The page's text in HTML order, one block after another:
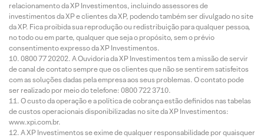
relacionamento da XP Investimentos, incluindo assessores de
investimentos da XP e clientes da XP, podendo também ser divulgado no site
da XP. Fica proibida sua reprodução ou redistribuição para qualquer pessoa,
no todo ou em parte, qualquer que seja o propósito, sem o prévio
consentimento expresso da XP Investimentos.
0800 77 20202. A Ouvidoria da XP Investimentos tem a missão de servir
de canal de contato sempre que os clientes que não se sentirem satisfeitos
com as soluções dadas pela empresa aos seus problemas. O contato pode
ser realizado por meio do telefone: 0800 722 3710.
O custo da operação e a política de cobrança estão definidos nas tabelas
de custos operacionais disponibilizadas no site da XP Investimentos:
www.xpi.com.br.
A XP Investimentos se exime de qualquer responsabilidade por quaisquer